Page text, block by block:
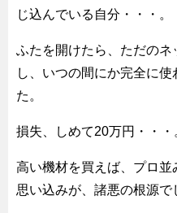
じ込んでいる自分・・・。
ふたを開けたら、ただの
し、いつの間にか完全に
た。
損失、しめて20万円・・・
高い機材を買えば、プロ並
思い込みが、諸悪の根源で